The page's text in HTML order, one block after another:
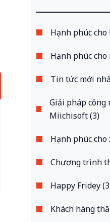
Hạnh phúc cho
Hạnh phúc
Tin tức mới
Giải pháp công
Miichisoft (3)
Hạnh phúc cho
Chương trình
Happy Fridey
Khách hàng